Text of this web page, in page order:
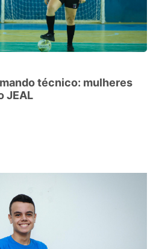
técnico: mulheres
JEAL